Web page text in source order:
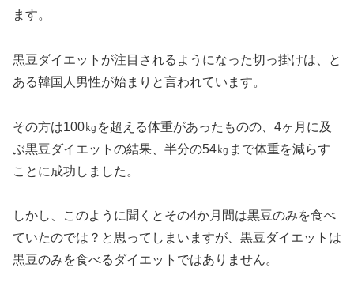
ます。
黒豆ダイエットが注目されるようになった切っ掛けは、と
ある韓国人男性が始まりと言われています。
その方は100㎏を超える体重があったものの、4ヶ月に及
ぶ黒豆ダイエットの結果、半分の54㎏まで体重を減らす
ことに成功しました。
しかし、このように聞くとその4か月間は黒豆のみを食べ
ていたのでは？と思ってしまいますが、黒豆ダイエットは
黒豆のみを食べるダイエットではありません。